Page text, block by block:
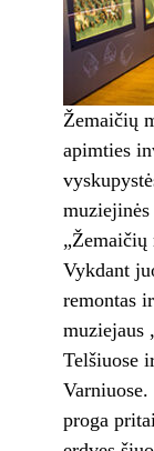
Žemaičių
apimties
„Žemaičių
Vykdant
remontas
muziejaus
Telšiuose
proga